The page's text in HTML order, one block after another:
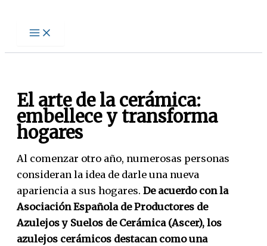
El arte de la cerámica:
embellece y transforma
hogares
Al comenzar otro año, numerosas personas
consideran la idea de darle una nueva
apariencia a sus hogares. De acuerdo con la
Asociación Española de Productores de
Azulejos y Suelos de Cerámica (Ascer), los
azulejos cerámicos destacan como una